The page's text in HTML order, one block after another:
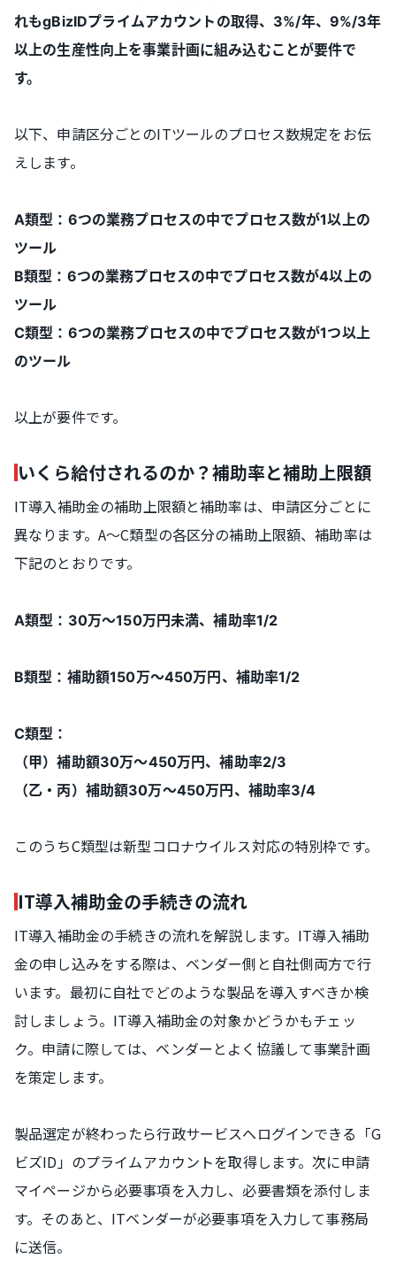
れもgBizIDプライムアカウントの取得、3%/年、9%/3年
以上の生産性向上を事業計画に組み込むことが要件で
す。
以下、申請区分ごとのITツールのプロセス数規定をお伝
えします。
A類型：6つの業務プロセスの中でプロセス数が1以上の
ツール
B類型：6つの業務プロセスの中でプロセス数が4以上の
ツール
C類型：6つの業務プロセスの中でプロセス数が1つ以上
のツール
以上が要件です。
いくら給付されるのか？補助率と補助上限額
IT導入補助金の補助上限額と補助率は、申請区分ごとに
異なります。A～C類型の各区分の補助上限額、補助率は
下記のとおりです。
A類型：30万～150万円未満、補助率1/2
B類型：補助額150万～450万円、補助率1/2
C類型：
（甲）補助額30万～450万円、補助率2/3
（乙・丙）補助額30万～450万円、補助率3/4
このうちC類型は新型コロナウイルス対応の特別枠です。
IT導入補助金の手続きの流れ
IT導入補助金の手続きの流れを解説します。IT導入補助
金の申し込みをする際は、ベンダー側と自社側両方で行
います。最初に自社でどのような製品を導入すべきか検
討しましょう。IT導入補助金の対象かどうかもチェッ
ク。申請に際しては、ベンダーとよく協議して事業計画
を策定します。
製品選定が終わったら行政サービスへログインできる「G
ビズID」のプライムアカウントを取得します。次に申請
マイページから必要事項を入力し、必要書類を添付しま
す。そのあと、ITベンダーが必要事項を入力して事務局
に送信。